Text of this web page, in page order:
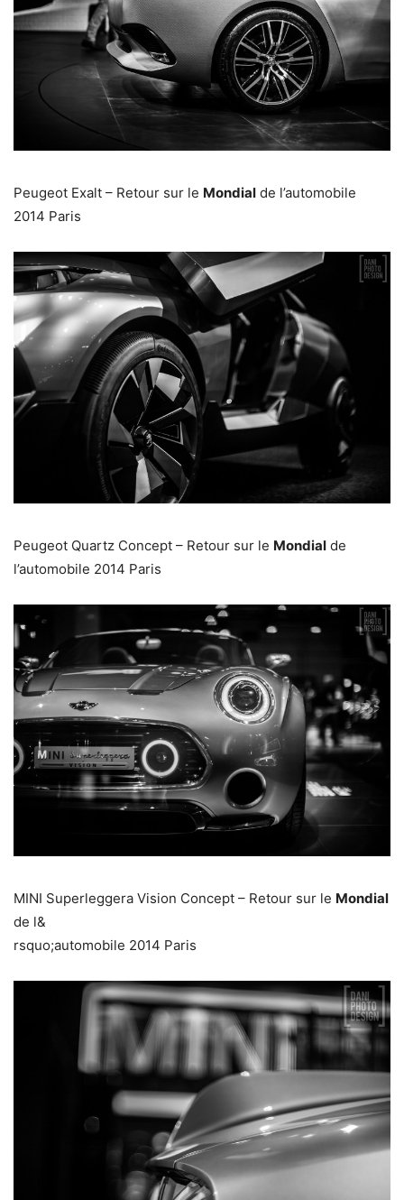
Peugeot Exalt – Retour sur le Mondial de l’automobile
2014 Paris
Peugeot Quartz Concept – Retour sur le Mondial de
l’automobile 2014 Paris
MINI Superleggera Vision Concept – Retour sur le Mondial
de l&
rsquo;automobile 2014 Paris